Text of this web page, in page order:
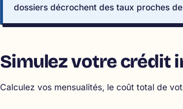
dossiers décrochent des taux proches
Simulez votre crédit
Calculez vos mensualités, le coût total de